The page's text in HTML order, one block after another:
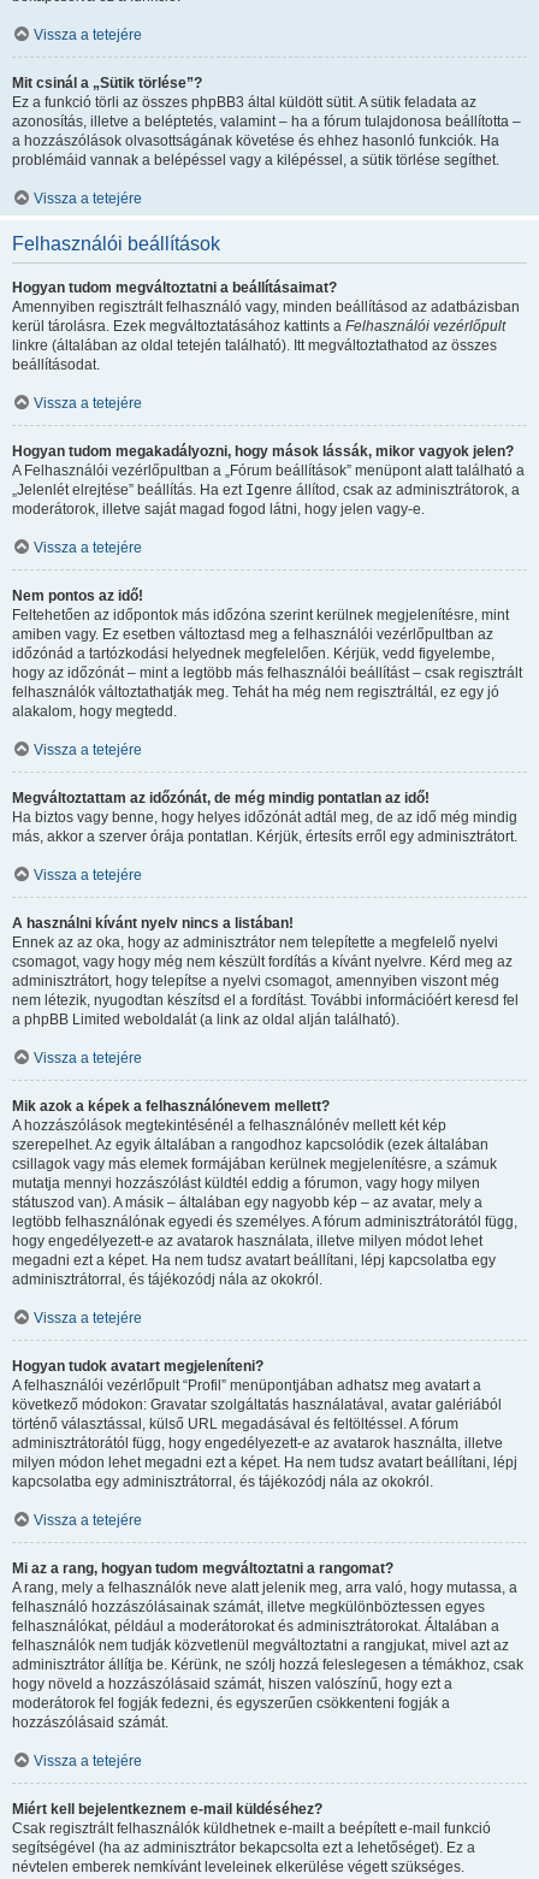
Vissza a tetejére
Mit csinál a „Sütik törlése”?
Ez a funkció törli az összes phpBB3 által küldött sütit. A sütik feladata az
azonosítás, illetve a beléptetés, valamint – ha a fórum tulajdonosa beállította –
a hozzászólások olvasottságának követése és ehhez hasonló funkciók. Ha
problémáid vannak a belépéssel vagy a kilépéssel, a sütik törlése segíthet.
Vissza a tetejére
Felhasználói beállítások
Hogyan tudom megváltoztatni a beállításaimat?
Amennyiben regisztrált felhasználó vagy, minden beállításod az adatbázisban
kerül tárolásra. Ezek megváltoztatásához kattints a Felhasználói vezérlőpult
linkre (általában az oldal tetején található). Itt megváltoztathatod az összes
beállításodat.
Vissza a tetejére
Hogyan tudom megakadályozni, hogy mások lássák, mikor vagyok jelen?
A Felhasználói vezérlőpultban a „Fórum beállítások” menüpont alatt található a
„Jelenlét elrejtése” beállítás. Ha ezt Igenre állítod, csak az adminisztrátorok, a
moderátorok, illetve saját magad fogod látni, hogy jelen vagy-e.
Vissza a tetejére
Nem pontos az idő!
Feltehetően az időpontok más időzóna szerint kerülnek megjelenítésre, mint
amiben vagy. Ez esetben változtasd meg a felhasználói vezérlőpultban az
időzónád a tartózkodási helyednek megfelelően. Kérjük, vedd figyelembe,
hogy az időzónát – mint a legtöbb más felhasználói beállítást – csak regisztrált
felhasználók változtathatják meg. Tehát ha még nem regisztráltál, ez egy jó
alakalom, hogy megtedd.
Vissza a tetejére
Megváltoztattam az időzónát, de még mindig pontatlan az idő!
Ha biztos vagy benne, hogy helyes időzónát adtál meg, de az idő még mindig
más, akkor a szerver órája pontatlan. Kérjük, értesíts erről egy adminisztrátort.
Vissza a tetejére
A használni kívánt nyelv nincs a listában!
Ennek az az oka, hogy az adminisztrátor nem telepítette a megfelelő nyelvi
csomagot, vagy hogy még nem készült fordítás a kívánt nyelvre. Kérd meg az
adminisztrátort, hogy telepítse a nyelvi csomagot, amennyiben viszont még
nem létezik, nyugodtan készítsd el a fordítást. További információért keresd fel
a phpBB Limited weboldalát (a link az oldal alján található).
Vissza a tetejére
Mik azok a képek a felhasználónevem mellett?
A hozzászólások megtekintésénél a felhasználónév mellett két kép
szerepelhet. Az egyik általában a rangodhoz kapcsolódik (ezek általában
csillagok vagy más elemek formájában kerülnek megjelenítésre, a számuk
mutatja mennyi hozzászólást küldtél eddig a fórumon, vagy hogy milyen
státuszod van). A másik – általában egy nagyobb kép – az avatar, mely a
legtöbb felhasználónak egyedi és személyes. A fórum adminisztrátorától függ,
hogy engedélyezett-e az avatarok használata, illetve milyen módot lehet
megadni ezt a képet. Ha nem tudsz avatart beállítani, lépj kapcsolatba egy
adminisztrátorral, és tájékozódj nála az okokról.
Vissza a tetejére
Hogyan tudok avatart megjeleníteni?
A felhasználói vezérlőpult “Profil” menüpontjában adhatsz meg avatart a
következő módokon: Gravatar szolgáltatás használatával, avatar galériából
történő választással, külső URL megadásával és feltöltéssel. A fórum
adminisztrátorától függ, hogy engedélyezett-e az avatarok használta, illetve
milyen módon lehet megadni ezt a képet. Ha nem tudsz avatart beállítani, lépj
kapcsolatba egy adminisztrátorral, és tájékozódj nála az okokról.
Vissza a tetejére
Mi az a rang, hogyan tudom megváltoztatni a rangomat?
A rang, mely a felhasználók neve alatt jelenik meg, arra való, hogy mutassa, a
felhasználó hozzászólásainak számát, illetve megkülönböztessen egyes
felhasználókat, például a moderátorokat és adminisztrátorokat. Általában a
felhasználók nem tudják közvetlenül megváltoztatni a rangjukat, mivel azt az
adminisztrátor állítja be. Kérünk, ne szólj hozzá feleslegesen a témákhoz, csak
hogy növeld a hozzászólásaid számát, hiszen valószínű, hogy ezt a
moderátorok fel fogják fedezni, és egyszerűen csökkenteni fogják a
hozzászólásaid számát.
Vissza a tetejére
Miért kell bejelentkeznem e-mail küldéséhez?
Csak regisztrált felhasználók küldhetnek e-mailt a beépített e-mail funkció
segítségével (ha az adminisztrátor bekapcsolta ezt a lehetőséget). Ez a
névtelen emberek nemkívánt leveleinek elkerülése végett szükséges.